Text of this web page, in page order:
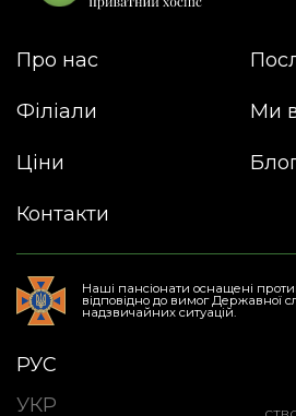
Про нас
Філіали Ми
Ціни
Контакти
Наші пансіонати оснащені
відповідно до вимог Державної
надзвичайних ситуацій.
РУС
УКР